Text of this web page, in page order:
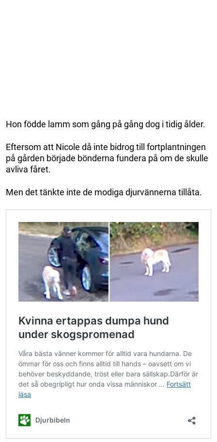
Hon födde lamm som gång på gång dog i tidig ålder.
Eftersom att Nicole då inte bidrog till fortplantningen
på gården började bönderna fundera på om de skulle
avliva fåret.
Men det tänkte inte de modiga djurvännerna tillåta.